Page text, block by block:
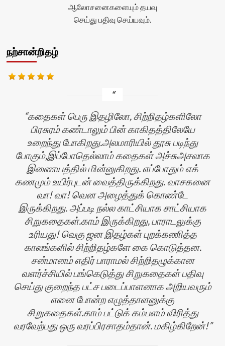
ஆலோசனைகளையும் தயவு
செய்து பதிவு செய்யவும்.
நற்சான்றிதழ்
கதைகள் பெரு இதழிலோ, சிற்றிதழ்களிலோ
பிரசுரம் கண்டாலும் பின் காகிதத்திலேயே
உறைந்து போகிறது.அலமாரியில் தூசு படிந்து
போகும்,இப்போதெல்லாம் கதைகள் அச்சுஅசலாக
இணையத்தில் மின்னுகிறது. எப்போதும் எக்
கணமும் உயிர்புடன் வைத்திருக்கிறது. வாசகனை
வா! வா! வென அழைத்துக் கொண்டே
இருக்கிறது. அப்படி நல்ல காட்சியாக சாட்சியாக
சிறுகதைகள்.காம் இருக்கிறது, பாராடலுக்கு
உரியது! வெகு ஜன இதழ்கள் புறக்கணித்த
காலங்களில் சிற்றிதழ்களே கை கொடுத்தன.
சன்மானம் எதிர் பாராமல் சிற்றிதழுக்கான
வளர்ச்சியில் பங்கெடுத்து சிறுகதைகள் பதிவு
செய்து குறைந்த பட்ச படைப்பாளனாக அறியவரும்
எனை போன்ற எழுத்தாளனுக்கு
சிறுகதைகள்.காம் பட்டுக் கம்பளம் விரித்து
வரவேற்பது ஒரு வரப்பிரசாதம்தான். மகிழ்கிறேன்!